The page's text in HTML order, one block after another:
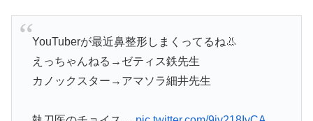
YouTuberが最近鼻整形しまくってるね👃
えっちゃんねる→ゼティス鉄先生
カノックスター→アマソラ細井先生